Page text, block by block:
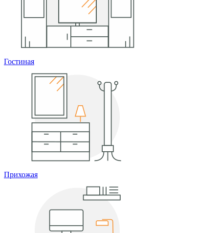
Гостиная
Прихожая